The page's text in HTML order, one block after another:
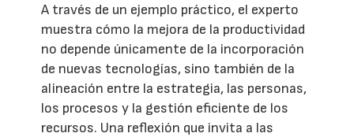
A través de un ejemplo práctico, el experto
muestra cómo la mejora de la productividad
no depende únicamente de la incorporación
de nuevas tecnologías, sino también de la
alineación entre la estrategia, las personas,
los procesos y la gestión eficiente de los
recursos. Una reflexión que invita a las